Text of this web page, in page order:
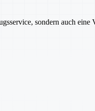
sondern auch